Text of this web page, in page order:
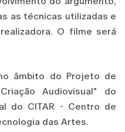
as técnicas utilizadas e
O filme será
âmbito do Projeto de
Audiovisual" do
do CITAR - Centro de
das Artes.